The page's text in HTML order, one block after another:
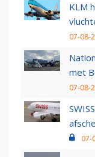
KLM
07-08-
met
07-08-
07-